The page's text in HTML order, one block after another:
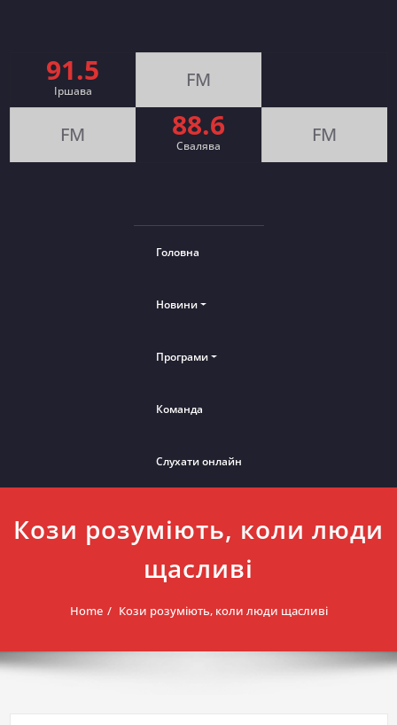
91.5
Іршава FM
FM 88.6
Cвалява FM
Головна
Новини
Програми
Команда
Слухати онлайн
Кози розуміють, коли люди
щасливі
Home Кози розуміють, коли люди щасливі